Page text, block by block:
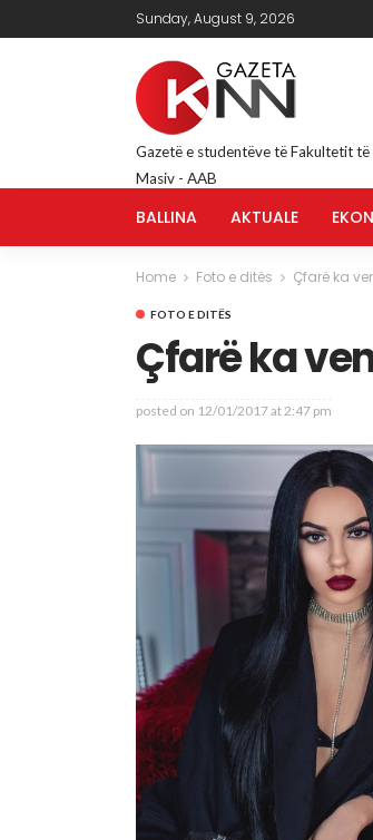
Sunday, August 9, 2026
Gazetë e studentëve të Fakultetit
Masiv - AAB
BALLINA AKTUALE
Home Foto e ditës Çfarë ka
FOTO E DITËS
Çfarë ka
posted on 12/01/2017 at 2:47 pm